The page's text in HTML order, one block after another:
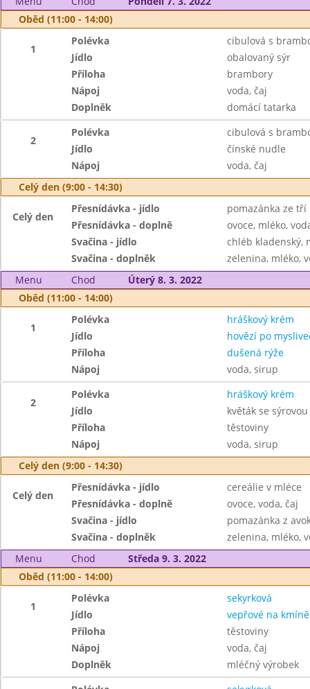
Oběd (11:00 - 14:00)
1
Polévka
cibulová s
Jídlo
obalovaný sýr
Příloha
brambory
Nápoj
voda, čaj
Doplněk
domácí tatarka
2
Polévka
cibulová s
Jídlo
čínské nudle
Nápoj
voda, čaj
Celý den (9:00 - 14:30)
Celý den
Přesnídávka - jídlo
pomazánka ze
Přesnídávka - doplně
ovoce, mléko,
Svačina - jídlo
chléb kladenský,
Svačina - doplněk
zelenina, mléko,
Menu
Chod
Úterý 8. 3. 2022
Oběd (11:00 - 14:00)
1
Polévka
hráškový krém
Jídlo
hovězí po
Příloha
dušená rýže
Nápoj
voda, sirup
2
Polévka
hráškový krém
Jídlo
květák se
Příloha
těstoviny
Nápoj
voda, sirup
Celý den (9:00 - 14:30)
Celý den
Přesnídávka - jídlo
cereálie v mléce
Přesnídávka - doplně
ovoce, voda, čaj
Svačina - jídlo
pomazánka z
Svačina - doplněk
zelenina, mléko,
Menu
Chod
Středa 9. 3. 2022
Oběd (11:00 - 14:00)
1
Polévka
sekyrková
Jídlo
vepřové na kmíně
Příloha
těstoviny
Nápoj
voda, čaj
Doplněk
mléčný výrobek